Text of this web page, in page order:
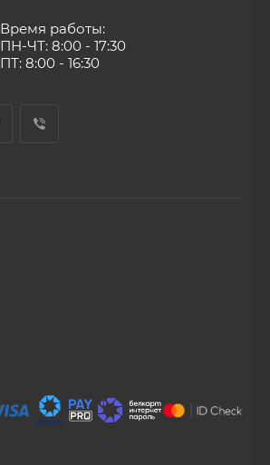
Время работы:
ПН-ЧТ: 8:00 - 17:30
ПТ: 8:00 - 16:30